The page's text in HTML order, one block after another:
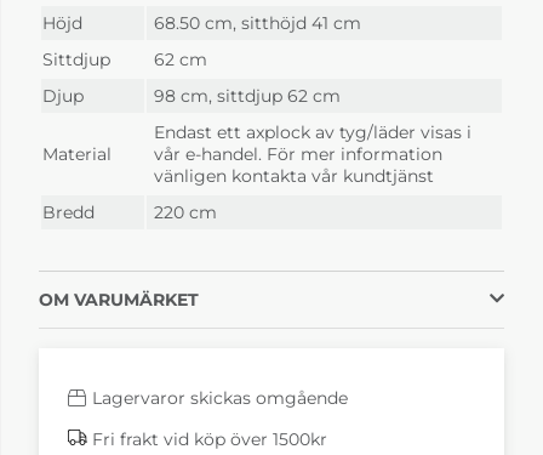
Läder Texas 23
fr. 72 134 kr fr. 72 134 kr
4-6 Veckor
Läder Texas 36
fr. 72 134 kr
Tyg pg.1 Classic 01
fr. 49 880 kr
Höjd
68.50 cm, sitthöjd 41 cm
Sittdjup
62 cm
Djup
98 cm, sittdjup 62 cm
Material
Endast ett axplock av tyg/läder visas i
vår e-handel. För mer information
vänligen kontakta vår kundtjänst
Bredd
220 cm
OM VARUMÄRKET
Lagervaror skickas omgående
Fri frakt vid köp över 1500kr